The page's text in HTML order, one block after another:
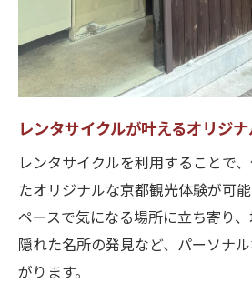
レンタサイクルが叶えるオリジ
レンタサイクルを利用することで
たオリジナルな京都観光体験が可
ペースで気になる場所に立ち寄り
隠れた名所の発見など、パーソナ
がります。